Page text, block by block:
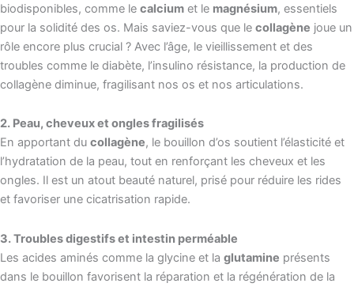
biodisponibles, comme le calcium et le magnésium, essentiels
pour la solidité des os. Mais saviez-vous que le collagène joue un
rôle encore plus crucial ? Avec l’âge, le vieillissement et des
troubles comme le diabète, l’insulino résistance, la production de
collagène diminue, fragilisant nos os et nos articulations.
2. Peau, cheveux et ongles fragilisés
En apportant du collagène, le bouillon d’os soutient l’élasticité et
l’hydratation de la peau, tout en renforçant les cheveux et les
ongles. Il est un atout beauté naturel, prisé pour réduire les rides
et favoriser une cicatrisation rapide.
3. Troubles digestifs et intestin perméable
Les acides aminés comme la glycine et la glutamine présents
dans le bouillon favorisent la réparation et la régénération de la